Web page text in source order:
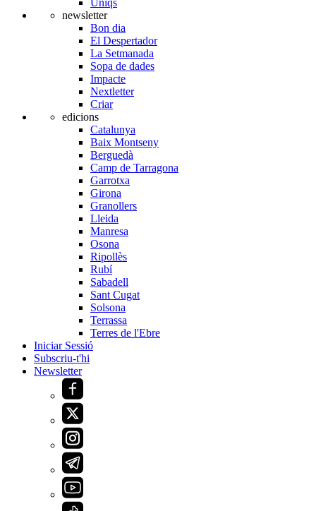
newsletter
Bon dia
El Despertador
La Setmanada
Sopa de dades
Impacte
Nextletter
Criar
edicions
Catalunya
Baix Montseny
Berguedà
Camp de Tarragona
Garrotxa
Girona
Granollers
Lleida
Manresa
Osona
Ripollès
Rubí
Sabadell
Sant Cugat
Solsona
Terrassa
Terres de l'Ebre
Iniciar Sessió
Subscriu-t'hi
Newsletter